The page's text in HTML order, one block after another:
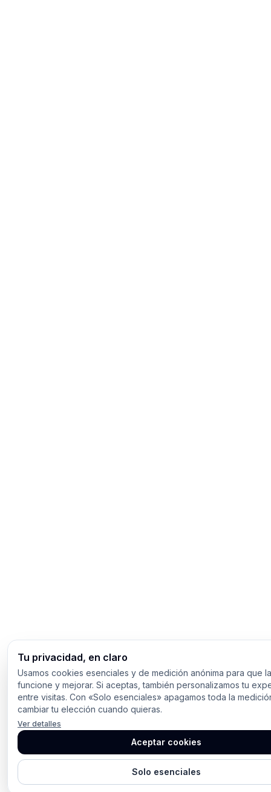
Tu privacidad, en claro
Usamos cookies esenciales y de medición anónima para que
funcione y mejorar. Si aceptas, también personalizamos tu
entre visitas. Con «Solo esenciales» apagamos toda la
cambiar tu elección cuando quieras.
Ver detalles
Aceptar cookies
Solo esenciales